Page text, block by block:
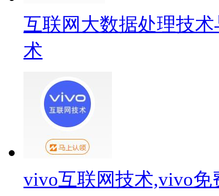
互联网大数据处理技
术
vivo互联网技术,vivo免